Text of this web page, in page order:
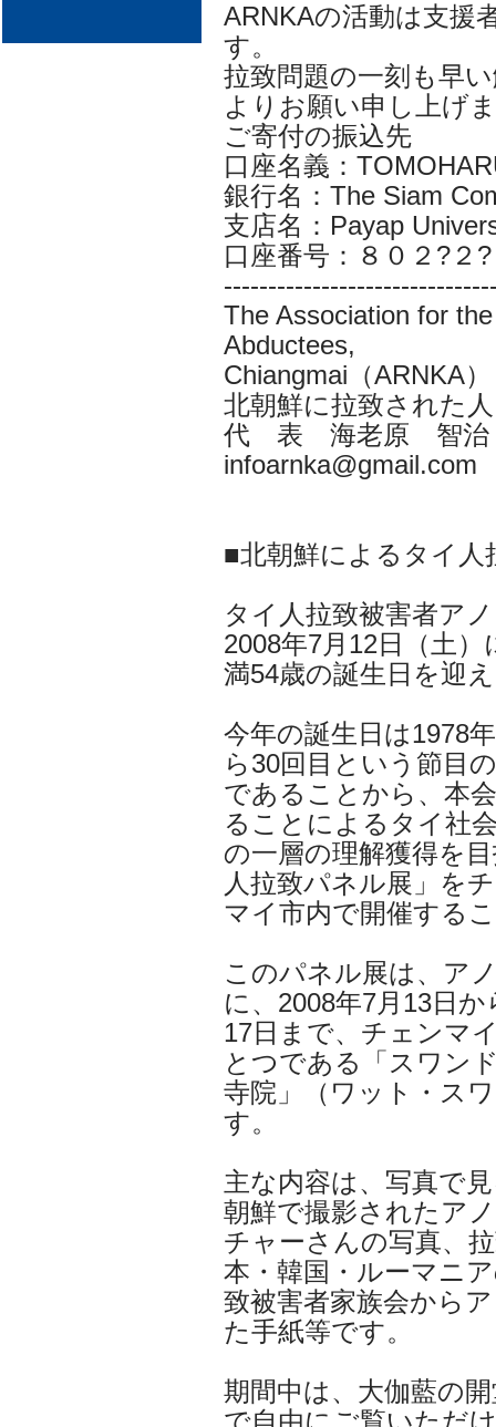
ARNKAの活動は支援
す。
拉致問題の一刻も早
よりお願い申し上げ
ご寄付の振込先
口座名義：
銀行名：The Siam
支店名：Payap
口座番号：８０２?２
The Association for
Abductees,
Chiangmai（ARNKA）
北朝鮮に拉致された
代 表 海老原 智治
infoarnka@gmail.com
■北朝鮮によるタイ人
タイ人拉致被害者ア
2008年7月12日（土）
満54歳の誕生日を迎
今年の誕生日は1978
ら30回目という節目
であることから、本
ることによるタイ社
の一層の理解獲得を
人拉致パネル展」を
マイ市内で開催する
このパネル展は、ア
に、2008年7月13日か
17日まで、チェンマ
とつである「スワン
寺院」（ワット・ス
す。
主な内容は、写真で
朝鮮で撮影されたア
チャーさんの写真、
本・韓国・ルーマニ
致被害者家族会から
た手紙等です。
期間中は、大伽藍の
で自由にご覧いただ